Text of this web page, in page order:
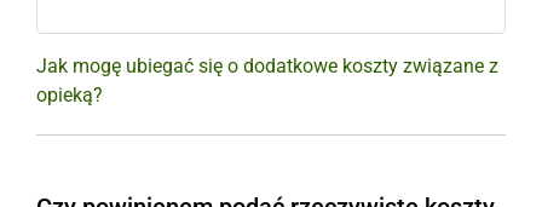
Jak mogę ubiegać się o dodatkowe koszty związane z
opieką?